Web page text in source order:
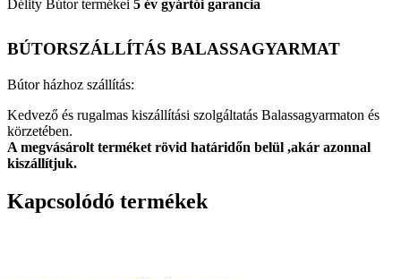
Délity Bútor termékei 5 év gyártói garancia
BÚTORSZÁLLÍTÁS BALASSAGYARMAT
Bútor házhoz szállítás:
Kedvező és rugalmas kiszállítási szolgáltatás Balassagyarmaton és
körzetében.
A megvásárolt terméket rövid határidőn belül ,akár azonnal
kiszállítjuk.
Kapcsolódó termékek